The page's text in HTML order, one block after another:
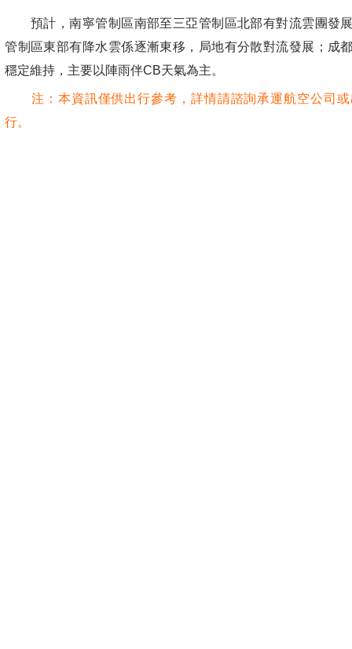
預計，南寧管制區南部至三亞管制區北部有對流雲團發
管制區東部有降水雲係逐漸東移，局地有分散對流發展；成
穩定維持，主要以陣雨伴CB天氣為主。
注：本資訊僅供出行參考，詳情請諮詢承運航空公司
行。